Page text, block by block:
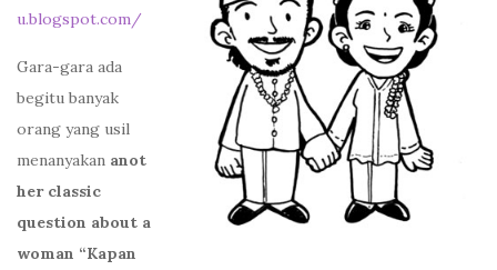
u.blogspot.com/
Gara-gara ada
begitu banyak
orang yang usil
menanyakan anot
her classic
question about a
woman “Kapan